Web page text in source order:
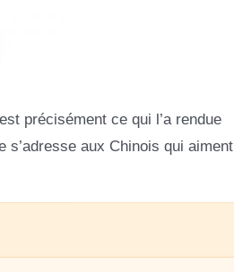
précisément ce qui l’a rendue
s’adresse aux Chinois qui aiment